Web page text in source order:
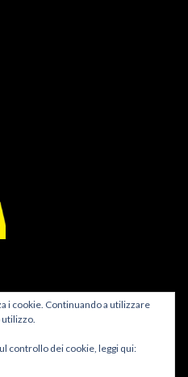
i cookie. Continuando a utilizzare
utilizzo.
controllo dei cookie, leggi qui: